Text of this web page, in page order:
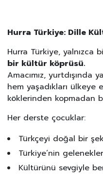
Hurra Türkiye: Dille
Hurra Türkiye, yalnızca
bir kültür köprüsü.
Amacımız, yurtdışında
hem yaşadıkları
köklerinden kopmadan
Her derste çocuklar:
Türkçeyi doğal bir
Türkiye’nin
Kültürünü sevgiyle